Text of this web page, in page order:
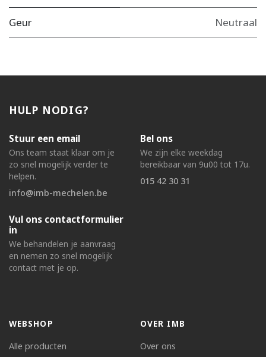
Geur Neutraal
HULP NODIG?
Stuur een email
Ons team staat klaar om je
zo snel mogelijk verder te
helpen.
info@imb-mechelen.be
Bel ons
We zijn elke weekdag
bereikbaar van 9u00 tot 17u.
015 42 30 31
Vul ons contactformulier
in
We behandelen je aanvraag
en nemen zo snel mogelijk
contact met je op.
WEBSHOP
Alle producten
OVER IMB
Over ons